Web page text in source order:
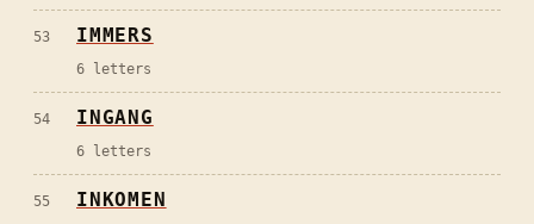
53 IMMERS
6 letters
54 INGANG
6 letters
55 INKOMEN